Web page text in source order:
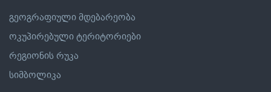
გეოგრაფიული მდებარეობა
ოკუპირებული ტერიტორიები
რეგიონის რუკა
სიმბოლიკა